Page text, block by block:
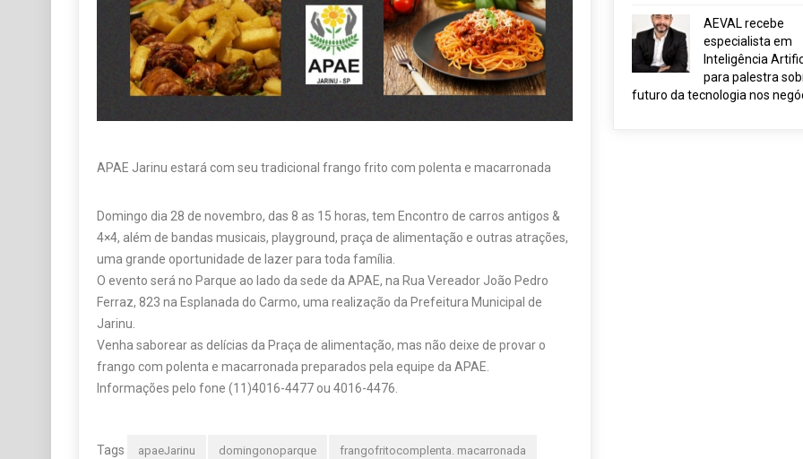
APAE Jarinu estará com seu tradicional frango frito com polenta e macarronada
Domingo dia 28 de novembro, das 8 as 15 horas, tem Encontro de carros antigos &
4×4, além de bandas musicais, playground, praça de alimentação e outras atrações,
uma grande oportunidade de lazer para toda família.
O evento será no Parque ao lado da sede da APAE, na Rua Vereador João Pedro
Ferraz, 823 na Esplanada do Carmo, uma realização da Prefeitura Municipal de
Jarinu.
Venha saborear as delícias da Praça de alimentação, mas não deixe de provar o
frango com polenta e macarronada preparados pela equipe da APAE.
Informações pelo fone (11)4016-4477 ou 4016-4476.
Tags apaeJarinu domingonoparque frangofritocomplenta. macarronada
AEVAL recebe
especialista em
Inteligência
para palestra
futuro da tecnologia nos